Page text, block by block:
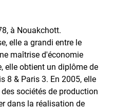
à Nouakchott.
elle a grandi entre le
maîtrise d'économie
elle obtient un diplôme de
8 & Paris 3. En 2005, elle
sociétés de production
dans la réalisation de